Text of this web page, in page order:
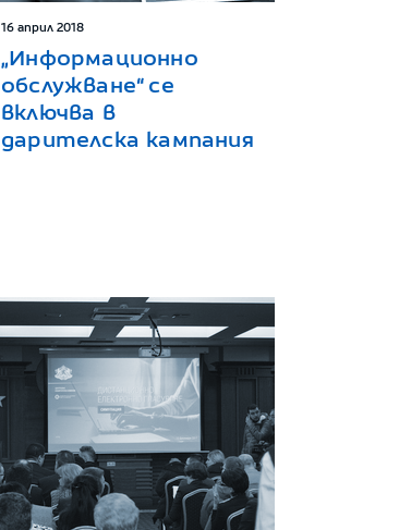
16 април 2018
„Информационно
обслужване“ се
включва в
дарителска кампания